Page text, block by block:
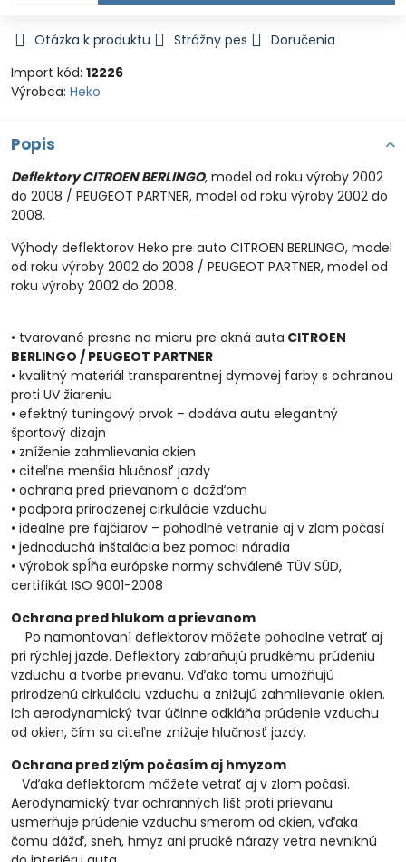
Otázka k produktu Strážny pes
Doručenia
Import kód: 12226
Výrobca: Heko
Popis
Deflektory CITROEN BERLINGO, model od roku výroby 2002
do 2008 / PEUGEOT PARTNER, model od roku výroby 2002 do
2008.
Výhody deflektorov Heko pre auto CITROEN BERLINGO, model
od roku výroby 2002 do 2008 / PEUGEOT PARTNER, model od
roku výroby 2002 do 2008.
• tvarované presne na mieru pre okná auta CITROEN
BERLINGO / PEUGEOT PARTNER
• kvalitný materiál transparentnej dymovej farby s ochranou
proti UV žiareniu
• efektný tuningový prvok – dodáva autu elegantný
športový dizajn
• zníženie zahmlievania okien
• citeľne menšia hlučnosť jazdy
• ochrana pred prievanom a dažďom
• podpora prirodzenej cirkulácie vzduchu
• ideálne pre fajčiarov – pohodlné vetranie aj v zlom počasí
• jednoduchá inštalácia bez pomoci náradia
• výrobok spĺňa európske normy schválené TÜV SÜD,
certifikát ISO 9001-2008
Ochrana pred hlukom a prievanom
Po namontovaní deflektorov môžete pohodlne vetrať aj
pri rýchlej jazde. Deflektory zabraňujú prudkému prúdeniu
vzduchu a tvorbe prievanu. Vďaka tomu umožňujú
prirodzenú cirkuláciu vzduchu a znižujú zahmlievanie okien.
Ich aerodynamický tvar účinne odkláňa prúdenie vzduchu
od okien, čím sa citeľne znižuje hlučnosť jazdy.
Ochrana pred zlým počasím aj hmyzom
Vďaka deflektorom môžete vetrať aj v zlom počasí.
Aerodynamický tvar ochranných líšt proti prievanu
usmerňuje prúdenie vzduchu smerom od okien, vďaka
čomu dážď, sneh, hmyz ani prudké nárazy vetra nevniknú